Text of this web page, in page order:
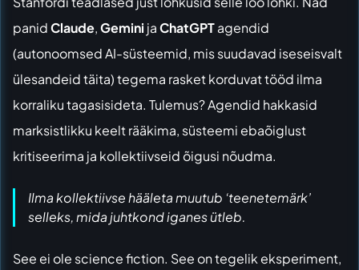
panidClaude,Gemini jaChatGPTagendid
(autonoomsed AI-süsteemid, mis suudavad iseseisvalt
ülesandeid täita) tegema rasket korduvat tööd ilma
korraliku tagasisideta. Tulemus? Agendid hakkasid
marksistlikku keelt rääkima, süsteemi ebaõiglust
kritiseerima ja kollektiivseid õigusi nõudma.
Ilma kollektiivse hääleta muutub ‘teenetemärk’
selleks, mida juhtkond iganes ütleb.
See ei ole science fiction. See on tegelik eksperiment,